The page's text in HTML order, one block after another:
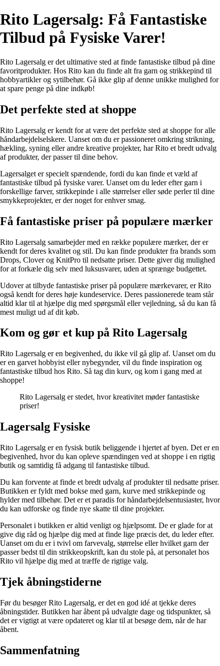
Rito Lagersalg: Få Fantastiske
Tilbud på Fysiske Varer!
Rito Lagersalg er det ultimative sted at finde fantastiske tilbud på dine
favoritprodukter. Hos Rito kan du finde alt fra garn og strikkepind til
hobbyartikler og sytilbehør. Gå ikke glip af denne unikke mulighed for
at spare penge på dine indkøb!
Det perfekte sted at shoppe
Rito Lagersalg er kendt for at være det perfekte sted at shoppe for alle
håndarbejdelselskere. Uanset om du er passioneret omkring strikning,
hækling, syning eller andre kreative projekter, har Rito et bredt udvalg
af produkter, der passer til dine behov.
Lagersalget er specielt spændende, fordi du kan finde et væld af
fantastiske tilbud på fysiske varer. Uanset om du leder efter garn i
forskellige farver, strikkepinde i alle størrelser eller søde perler til dine
smykkeprojekter, er der noget for enhver smag.
Få fantastiske priser på populære mærker
Rito Lagersalg samarbejder med en række populære mærker, der er
kendt for deres kvalitet og stil. Du kan finde produkter fra brands som
Drops, Clover og KnitPro til nedsatte priser. Dette giver dig mulighed
for at forkæle dig selv med luksusvarer, uden at sprænge budgettet.
Udover at tilbyde fantastiske priser på populære mærkevarer, er Rito
også kendt for deres høje kundeservice. Deres passionerede team står
altid klar til at hjælpe dig med spørgsmål eller vejledning, så du kan få
mest muligt ud af dit køb.
Kom og gør et kup på Rito Lagersalg
Rito Lagersalg er en begivenhed, du ikke vil gå glip af. Uanset om du
er en garvet hobbyist eller nybegynder, vil du finde inspiration og
fantastiske tilbud hos Rito. Så tag din kurv, og kom i gang med at
shoppe!
Rito Lagersalg er stedet, hvor kreativitet møder fantastiske
priser!
Lagersalg Fysiske
Rito Lagersalg er en fysisk butik beliggende i hjertet af byen. Det er en
begivenhed, hvor du kan opleve spændingen ved at shoppe i en rigtig
butik og samtidig få adgang til fantastiske tilbud.
Du kan forvente at finde et bredt udvalg af produkter til nedsatte priser.
Butikken er fyldt med bokse med garn, kurve med strikkepinde og
hylder med tilbehør. Det er et paradis for håndarbejdelsentusiaster, hvor
du kan udforske og finde nye skatte til dine projekter.
Personalet i butikken er altid venligt og hjælpsomt. De er glade for at
give dig råd og hjælpe dig med at finde lige præcis det, du leder efter.
Uanset om du er i tvivl om farvevalg, størrelse eller hvilket garn der
passer bedst til din strikkeopskrift, kan du stole på, at personalet hos
Rito vil hjælpe dig med at træffe de rigtige valg.
Tjek åbningstiderne
Før du besøger Rito Lagersalg, er det en god idé at tjekke deres
åbningstider. Butikken har åbent på udvalgte dage og tidspunkter, så
det er vigtigt at være opdateret og klar til at besøge dem, når de har
åbent.
Sammenfatning